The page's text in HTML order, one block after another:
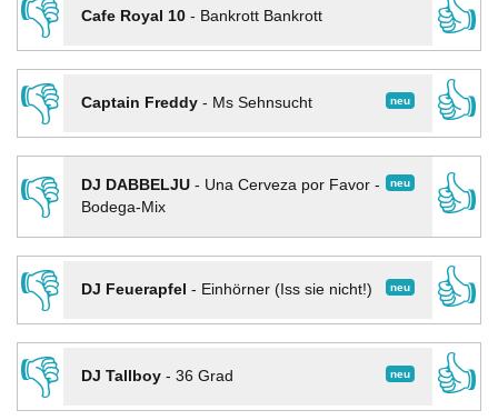
👎
Cafe Royal 10- Bankrott Bankrott
👍
👎
neu
Captain Freddy- Ms Sehnsucht
👍
👎
neu
DJ DABBELJU- Una Cerveza por Favor -
Bodega-Mix
👍
👎
neu
DJ Feuerapfel - Einhörner (Iss sie nicht!)
👍
👎
neu
DJ Tallboy- 36 Grad
👍